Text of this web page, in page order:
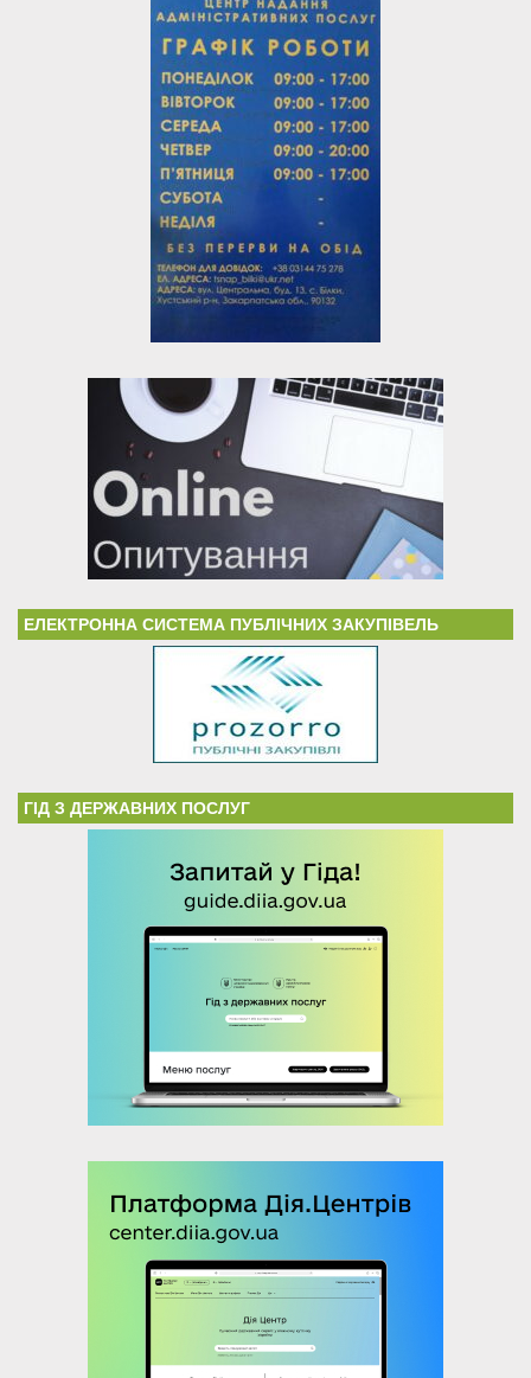
ЕЛЕКТРОННА СИСТЕМА ПУБЛІЧНИХ ЗАКУПІВЕЛЬ
ГІД З ДЕРЖАВНИХ ПОСЛУГ